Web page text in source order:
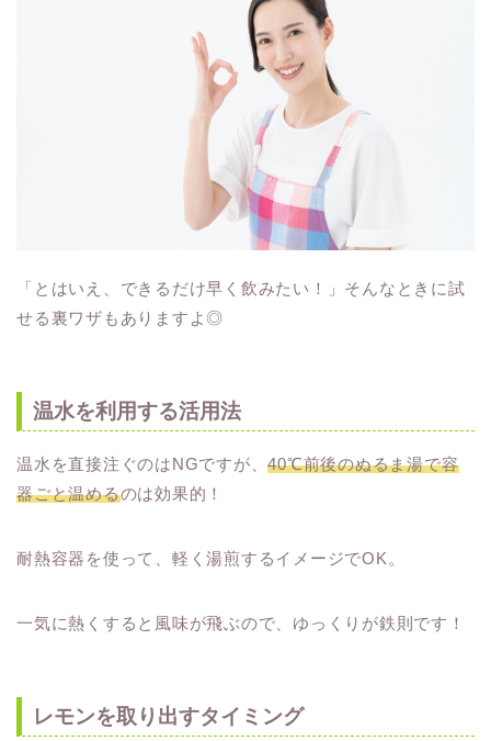
「とはいえ、できるだけ早く飲みたい！」そんなときに試
せる裏ワザもありますよ◎
温水を利用する活用法
温水を直接注ぐのはNGですが、40℃前後のぬるま湯で容
器ごと温めるのは効果的！
耐熱容器を使って、軽く湯煎するイメージでOK。
一気に熱くすると風味が飛ぶので、ゆっくりが鉄則です！
レモンを取り出すタイミング